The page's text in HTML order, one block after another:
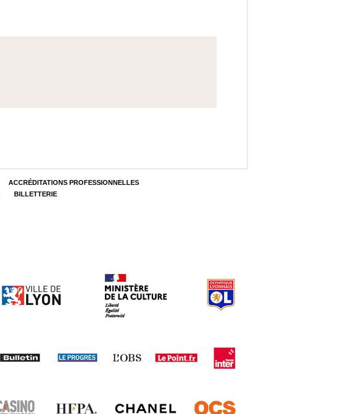
ACCRÉDITATIONS PROFESSIONNELLES
BILLETTERIE